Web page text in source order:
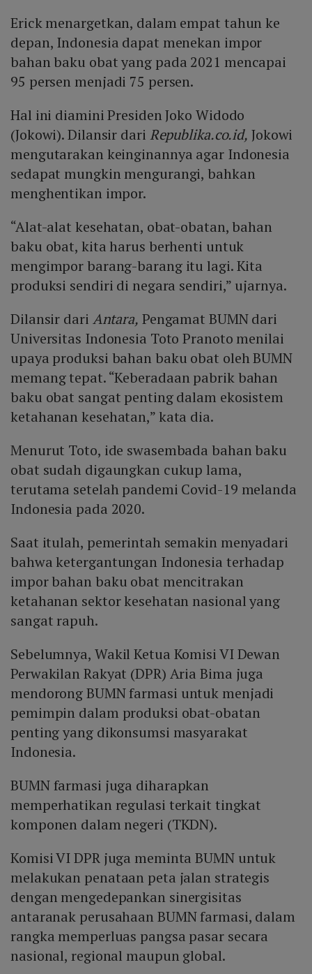
Erick menargetkan, dalam empat tahun ke
depan, Indonesia dapat menekan impor
bahan baku obat yang pada 2021 mencapai
95 persen menjadi 75 persen.
Hal ini diamini Presiden Joko Widodo
(Jokowi). Dilansir dari Republika.co.id, Jokowi
mengutarakan keinginannya agar Indonesia
sedapat mungkin mengurangi, bahkan
menghentikan impor.
“Alat-alat kesehatan, obat-obatan, bahan
baku obat, kita harus berhenti untuk
mengimpor barang-barang itu lagi. Kita
produksi sendiri di negara sendiri,” ujarnya.
Dilansir dari Antara, Pengamat BUMN dari
Universitas Indonesia Toto Pranoto menilai
upaya produksi bahan baku obat oleh BUMN
memang tepat. “Keberadaan pabrik bahan
baku obat sangat penting dalam ekosistem
ketahanan kesehatan,” kata dia.
Menurut Toto, ide swasembada bahan baku
obat sudah digaungkan cukup lama,
terutama setelah pandemi Covid-19 melanda
Indonesia pada 2020.
Saat itulah, pemerintah semakin menyadari
bahwa ketergantungan Indonesia terhadap
impor bahan baku obat mencitrakan
ketahanan sektor kesehatan nasional yang
sangat rapuh.
Sebelumnya, Wakil Ketua Komisi VI Dewan
Perwakilan Rakyat (DPR) Aria Bima juga
mendorong BUMN farmasi untuk menjadi
pemimpin dalam produksi obat-obatan
penting yang dikonsumsi masyarakat
Indonesia.
BUMN farmasi juga diharapkan
memperhatikan regulasi terkait tingkat
komponen dalam negeri (TKDN).
Komisi VI DPR juga meminta BUMN untuk
melakukan penataan peta jalan strategis
dengan mengedepankan sinergisitas
antaranak perusahaan BUMN farmasi, dalam
rangka memperluas pangsa pasar secara
nasional, regional maupun global.